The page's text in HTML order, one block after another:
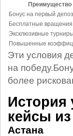
Преимущество
Бонус на первый
Бесплатные вращения
Эксклюзивные турниры
Повышенные
Эти условия
на
более
История
кейсы из
Астана